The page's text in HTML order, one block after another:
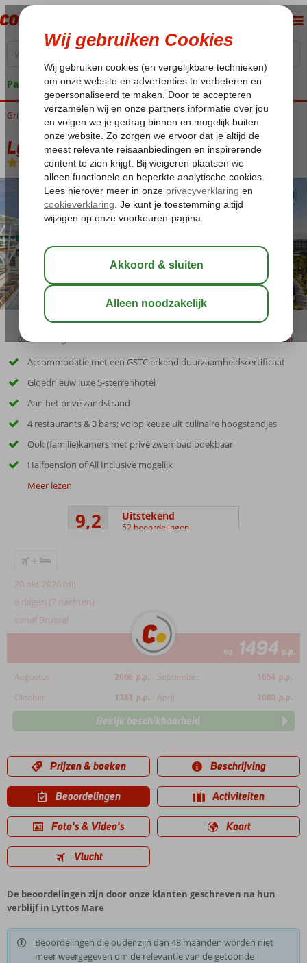
Pakketgarantie
Home
Griekenland Kreta Anissaras Lyttos Mare
Lyttos Mare
All Inclusive-Hotel
03:30 bewaar
Accommodatie met een GSTC erkend duurzaamheidscertificaat
Gloednieuw luxe 5-sterrenhotel
Aan het privé zandstrand
4 restaurants & 3 bars; volop keuze uit culinaire hoogstandjes
Ook (familie)kamers met privé zwembad boekbaar
Halfpension of All Inclusive mogelijk
Meer lezen
9,2 Uitstekend
52 beoordelingen
+
20 okt 2026 (di)
8 dagen (7 nachten)
vanaf Brussel
va 1494 p.p.
Augustus 2066 p.p. September 1654 p.p.
Oktober
1381 p.p. April 1080 p.p.
Bekijk beschikbaarheid
Prijzen & boeken Beschrijving
Beoordelingen Activiteiten
Foto's & Video's Kaart
Vlucht
De beoordelingen zijn door onze klanten geschreven na hun
verblijf in Lyttos Mare
Beoordelingen die ouder zijn dan 48 maanden worden niet
meer weergegeven om de relevantie van de getoonde